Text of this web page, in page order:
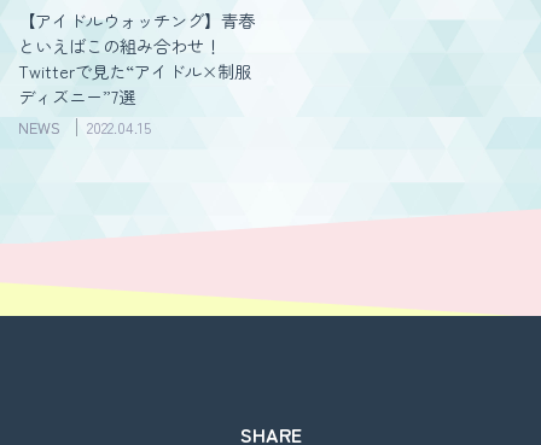
【アイドルウォッチング】青春
といえばこの組み合わせ！
Twitterで見た“アイドル×制服
ディズニー”7選
NEWS 2022.04.15
SHARE